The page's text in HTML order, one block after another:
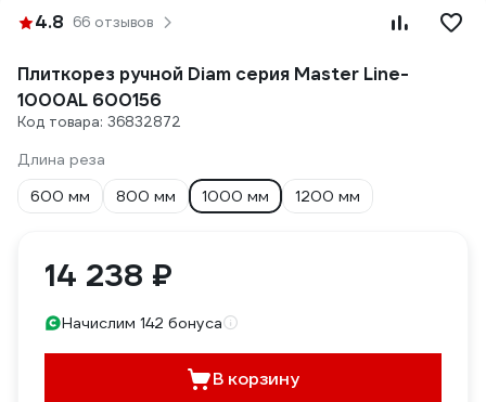
4.8 66 отзывов
Плиткорез ручной Diam серия Master Line-
1000AL 600156
Код товара: 36832872
Длина реза
600 мм
800 мм 1000 мм 1200 мм
14 238 ₽
Начислим 142 бонуса
В корзину